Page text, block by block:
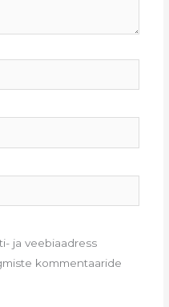
ja veebiaadress
kommentaaride